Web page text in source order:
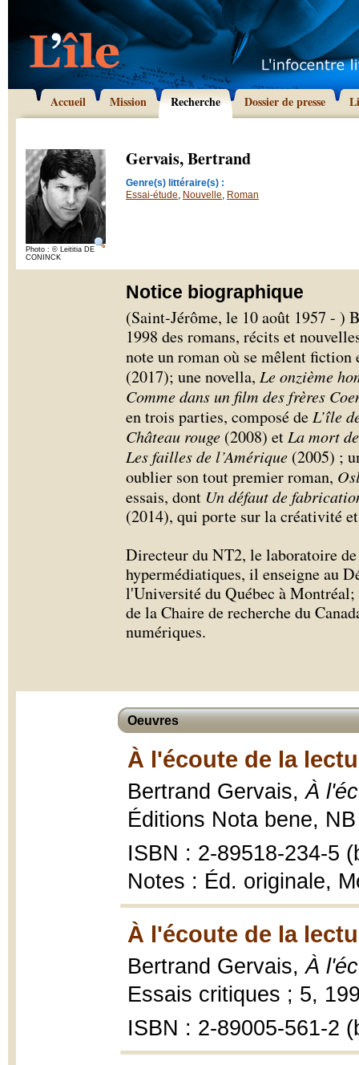
Accueil Mission Recherche Dossier de presse
Photo : © Leititia DE
CONINCK
Gervais, Bertrand
Genre(s) littéraire(s) :
Essai-étude, Nouvelle, Roman
Notice biographique
(Saint-Jérôme, le 10 août 1957 - )
1998 des romans, récits et
note un roman où se mêlent
(2017); une novella, Le onzième
Comme dans un film des frères
en trois parties, composé de L’île
Château rouge (2008) et La mort
Les failles de l’Amérique (2005) ;
oublier son tout premier roman,
essais, dont Un défaut de
(2014), qui porte sur la créativité
Directeur du NT2, le laboratoire
hypermédiatiques, il enseigne au
l'Université du Québec à
de la Chaire de recherche du
numériques.
Oeuvres
À l'écoute de la
Bertrand Gervais,À
Éditions Nota bene,
ISBN : 2-89518-234-5
Notes : Éd. originale,
À l'écoute de la
Bertrand Gervais,À
Essais critiques ; 5,
ISBN : 2-89005-561-2